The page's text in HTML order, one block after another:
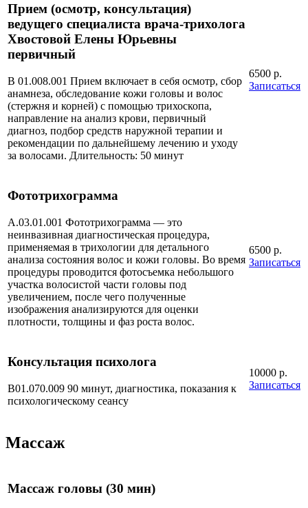
Прием (осмотр, консультация)
ведущего специалиста врача-трихолога
Хвостовой Елены Юрьевны
первичный
В 01.008.001 Прием включает в себя осмотр, сбор
анамнеза, обследование кожи головы и волос
(стержня и корней) с помощью трихоскопа,
направление на анализ крови, первичный
диагноз, подбор средств наружной терапии и
рекомендации по дальнейшему лечению и уходу
за волосами. Длительность: 50 минут
6500 р.
Записаться
Фототрихограмма
А.03.01.001 Фототрихограмма — это
неинвазивная диагностическая процедура,
применяемая в трихологии для детального
анализа состояния волос и кожи головы. Во время
процедуры проводится фотосъемка небольшого
участка волосистой части головы под
увеличением, после чего полученные
изображения анализируются для оценки
плотности, толщины и фаз роста волос.
6500 р.
Записаться
Консультация психолога
B01.070.009 90 минут, диагностика, показания к
психологическому сеансу
10000 р.
Записаться
Массаж
Массаж головы (30 мин)